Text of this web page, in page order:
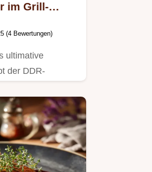
im Grill-
(4 Bewertungen)
ultimative
der DDR-